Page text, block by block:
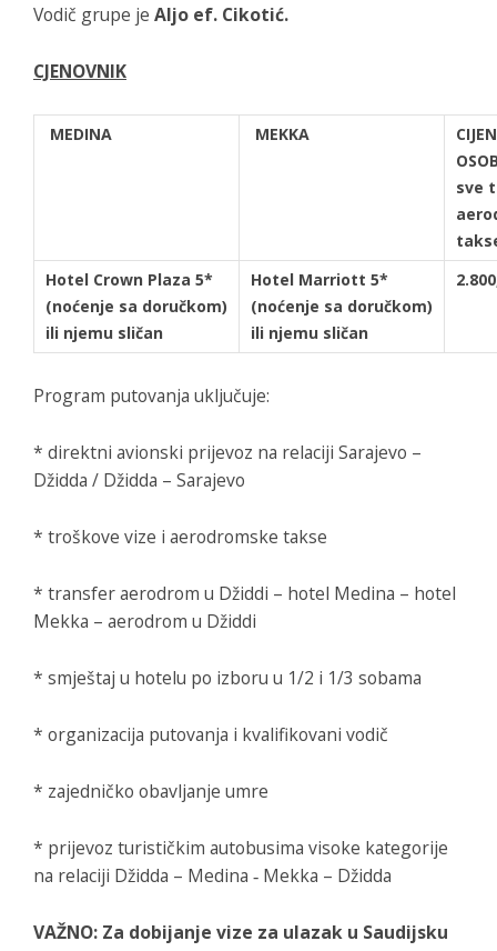
Vodič grupe je Aljo ef. Cikotić.
CJENOVNIK
MEDINA MEKKA
sve
Hotel Crown Plaza 5*
(noćenje sa doručkom)
ili njemu sličan
Hotel Marriott 5*
(noćenje sa doručkom)
ili njemu sličan
Program putovanja uključuje:
* direktni avionski prijevoz na relaciji Sarajevo –
Džidda / Džidda – Sarajevo
* troškove vize i aerodromske takse
* transfer aerodrom u Džiddi – hotel Medina – hotel
Mekka – aerodrom u Džiddi
* smještaj u hotelu po izboru u 1/2 i 1/3 sobama
* organizacija putovanja i kvalifikovani vodič
* zajedničko obavljanje umre
* prijevoz turističkim autobusima visoke kategorije
na relaciji Džidda – Medina ‐ Mekka – Džidda
VAŽNO: Za dobijanje vize za ulazak u Saudijsku